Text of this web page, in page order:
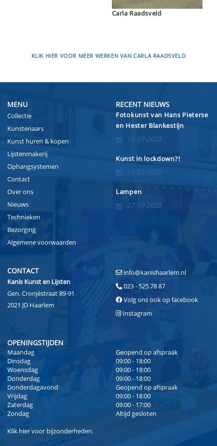
Carla Raadsveld
KLIK HIER VOOR MEER WERKEN VAN CARLA RAADSVELD
MENU
Collectie
Kunstenaars
Kunst huren & kopen
Lijstenmakerij
Ophangsystemen
Contact
Over ons
Nieuws
Technieken
Bezorging
Algemene voorwaarden
RECENT NIEUWS
Fotokunst van Hans Pieterse
en Hester Blankestijn
15-07-2023
Kunst in lockdown?!
15-03-2021
Lampen
27-10-2020
CONTACT
Kanis Kunst en Lijsten
Gen. Cronjéstraat 89-91
2021 JD Haarlem
info@kanishaarlem.nl
023 - 525 78 87
Volg ons ook op facebook
Instagram
OPENINGSTIJDEN
Maandag
Geopend op afspraak
Dinsdag
09:00 - 18:00
Woensdag
09:00 - 18:00
Donderdag
09:00 - 18:00
Donderdagavond
Geopend op afspraak
Vrijdag
09:00 - 18:00
Zaterdag
09:00 - 17:00
Zondag
Altijd gesloten
Klik hiervoor bijzonderheden.